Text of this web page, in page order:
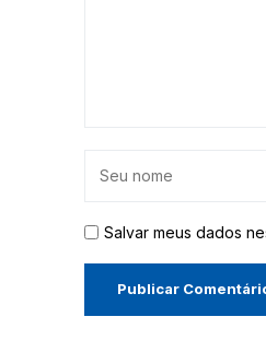
Salvar meus dados